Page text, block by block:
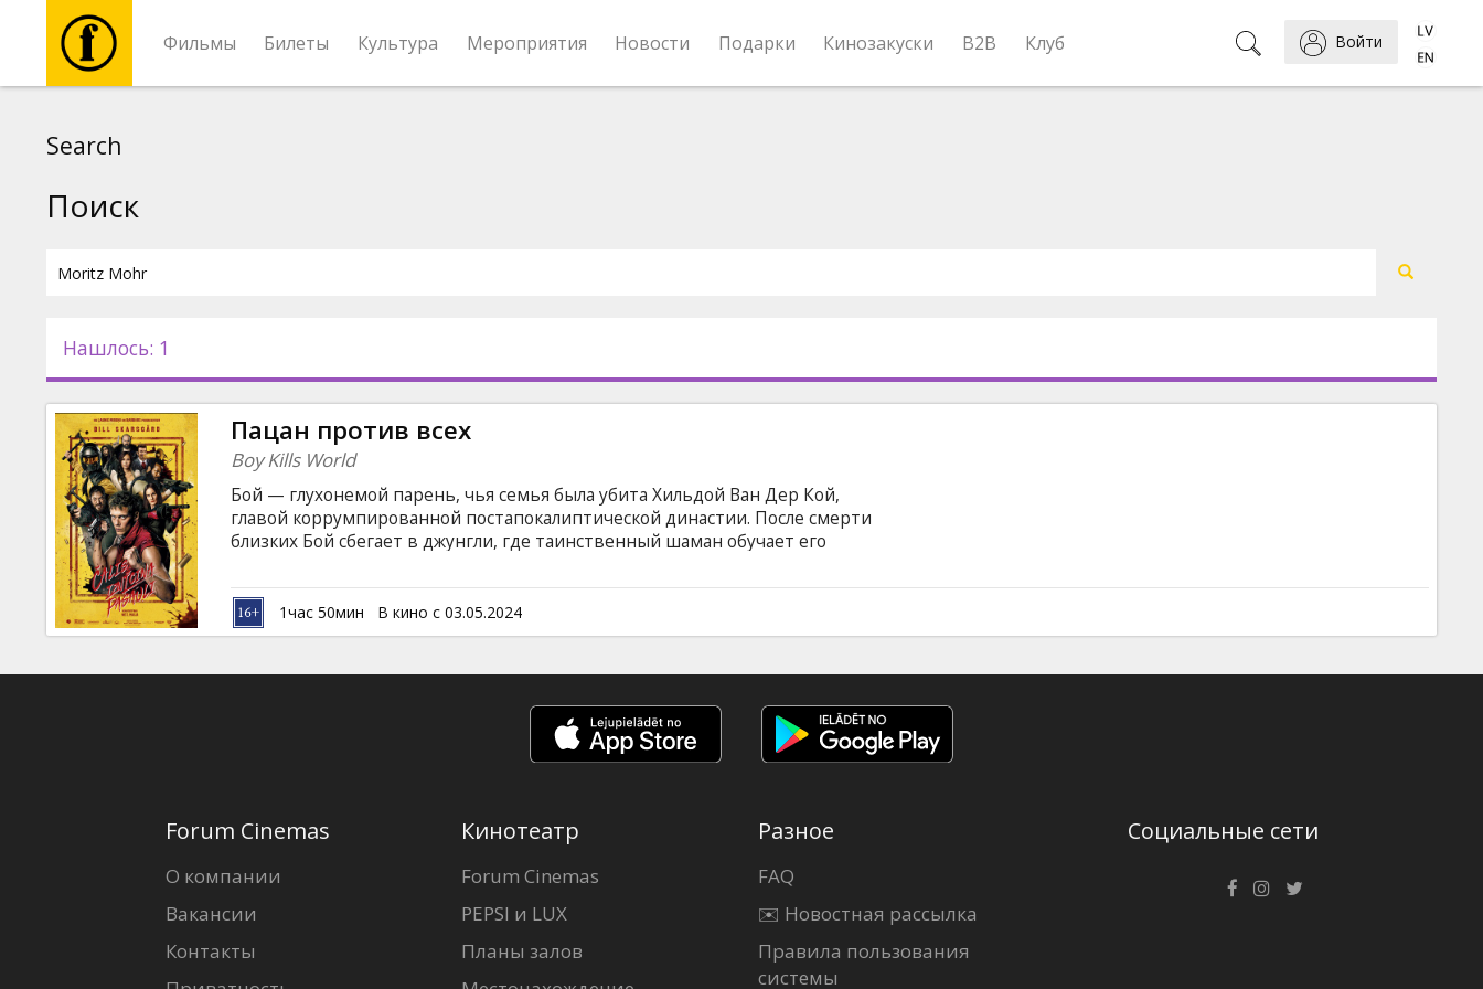
Фильмы Билеты Культура Мероприятия Новости Подарки Кинозакуски B2B Клуб Войти
Новости
Подарки
Кинозакуски
B2B
Клуб
Search
Поиск
Нашлось: 1
Пацан против всех
Boy Kills World
Бой — глухонемой парень, чья семья была убита Хильдой Ван Дер Кой,
главой коррумпированной постапокалиптической династии. После смерти
близких Бой сбегает в джунгли, где таинственный шаман обучает его
против Хильды. Завершив обучение, Бой оказывается один в безумном
антиутопичном мире и вскоре попадает в группу сопротивления, активно
настроенную против властной династии. Фильм на английском языке с
1час 50мин В кино с 03.05.2024
Forum Cinemas
О компании
Вакансии
Контакты
Кинотеатр
Forum Cinemas
PEPSI и LUX
Планы залов
Разное
FAQ
✉️ Новостная рассылка
Правила пользования
системы
Социальные сети